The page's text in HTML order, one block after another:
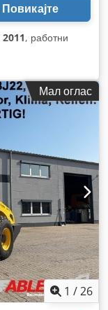
Повикајте
2011, работни
Мал оглас
1 /26